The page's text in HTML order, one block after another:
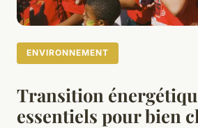
ENVIRONNEMENT
Transition
essentiels pour bien